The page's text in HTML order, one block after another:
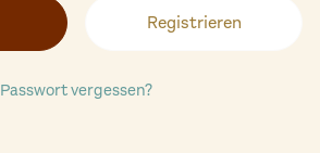
Registrieren
Passwort vergessen?